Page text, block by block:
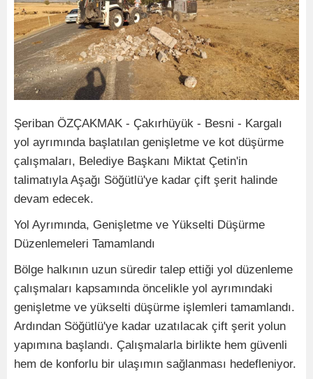
Şeriban ÖZÇAKMAK - Çakırhüyük - Besni - Kargalı
yol ayrımında başlatılan genişletme ve kot düşürme
çalışmaları, Belediye Başkanı Miktat Çetin'in
talimatıyla Aşağı Söğütlü'ye kadar çift şerit halinde
devam edecek.
Yol Ayrımında, Genişletme ve Yükselti Düşürme
Düzenlemeleri Tamamlandı
Bölge halkının uzun süredir talep ettiği yol düzenleme
çalışmaları kapsamında öncelikle yol ayrımındaki
genişletme ve yükselti düşürme işlemleri tamamlandı.
Ardından Söğütlü'ye kadar uzatılacak çift şerit yolun
yapımına başlandı. Çalışmalarla birlikte hem güvenli
hem de konforlu bir ulaşımın sağlanması hedefleniyor.